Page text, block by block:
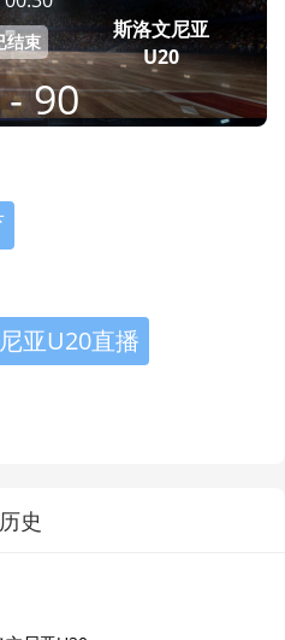
结束
90
斯洛文尼亚
U20
亚U20直播
史